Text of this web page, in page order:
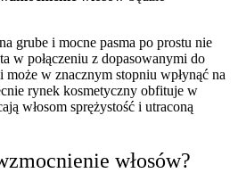
grube i mocne pasma po prostu nie
w połączeniu z dopasowanymi do
w znacznym stopniu wpłynąć na
rynek kosmetyczny obfituje w
włosom sprężystość i utraconą
włosów?